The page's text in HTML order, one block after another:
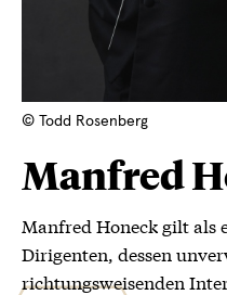
© Todd Rosenberg
Manfred
Manfred Honeck gilt als
Dirigenten, dessen
richtungsweisenden